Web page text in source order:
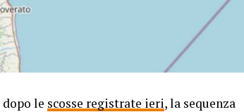
dopo le scosse registrate ieri, la sequenza